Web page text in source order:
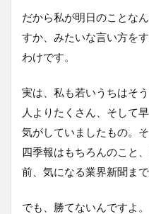
だから私が明日のことな
すか、みたいな言い方を
わけです。
実は、私も若いうちはそ
人よりたくさん、そして
気がしていましたもの。
四季報はもちろんのこと
前、気になる業界新聞ま
でも、勝てないんですよ。